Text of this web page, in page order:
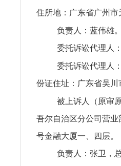
住所地：广东省广州市
负责人：蓝伟雄。
委托诉讼代理人
委托诉讼代理人
份证住址：广东省吴川
被上诉人（原审
吾尔自治区分公司营
号金融大厦一、四层。
负责人：张卫，